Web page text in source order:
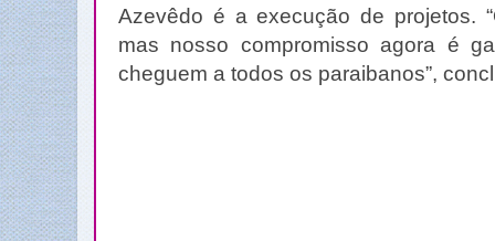
Azevêdo é a execução de projetos.
mas nosso compromisso agora é
cheguem a todos os paraibanos”,